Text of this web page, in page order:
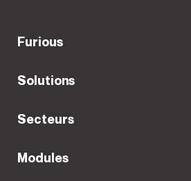
furious
Solutions
Secteurs
Modules